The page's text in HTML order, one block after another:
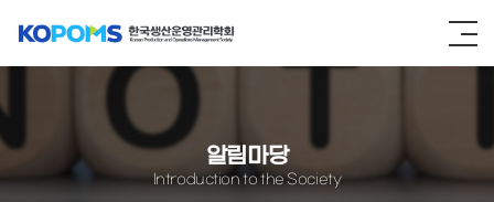
알림마당
Introduction to the Society